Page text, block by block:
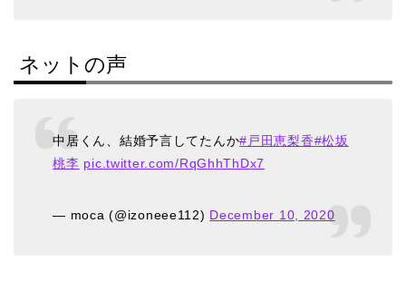
ネットの声
中居くん、結婚予言してたんか#戸田恵梨香#松坂
桃李 pic.twitter.com/RqGhhThDx7
— moca (@izoneee112) December 10, 2020